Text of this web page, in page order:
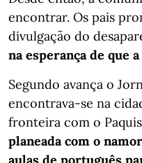
encontrar. Os pais
divulgação do
na esperança de que
Segundo avança o
encontrava-se na
fronteira com o
planeada com o
aulas de português